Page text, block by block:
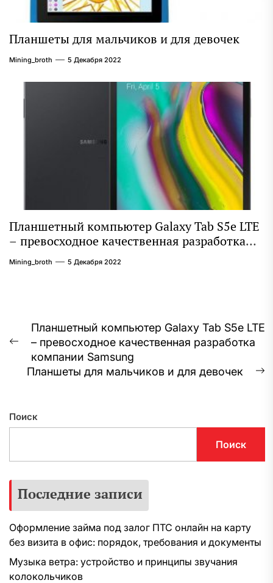
Планшеты для мальчиков и для девочек
Mining_broth 5 Декабря 2022
Планшетный компьютер Galaxy Tab S5e LTE
– превосходное качественная разработка
компании Samsung
Mining_broth 5 Декабря 2022
Навигация
по
записям
Предыдущая
запись:
Планшетный компьютер Galaxy Tab S5e LTE
– превосходное качественная разработка
компании Samsung
Планшеты для мальчиков и для девочек
Поиск
Поиск
Последние записи
Оформление займа под залог ПТС онлайн на карту
без визита в офис: порядок, требования и документы
Музыка ветра: устройство и принципы звучания
колокольчиков